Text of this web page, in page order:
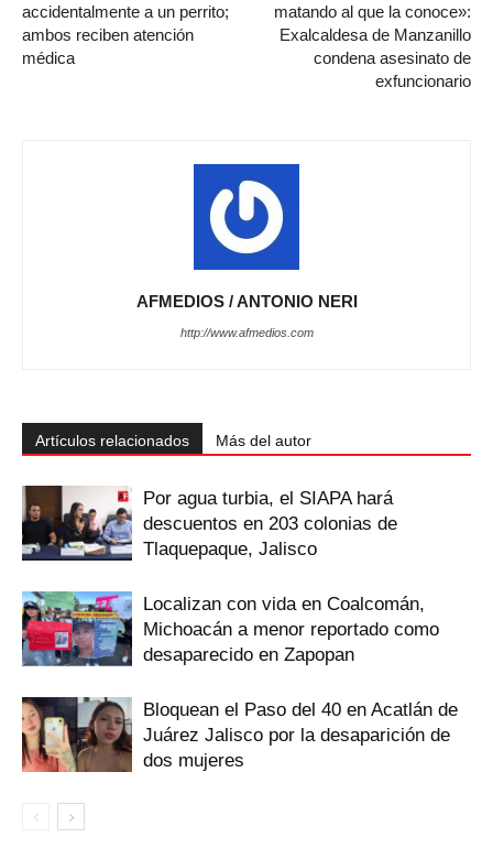
accidentalmente a un perrito;
ambos reciben atención
médica
matando al que la conoce»:
Exalcaldesa de Manzanillo
condena asesinato de
exfuncionario
AFMEDIOS / ANTONIO NERI
http://www.afmedios.com
Artículos relacionados Más del autor
Por agua turbia, el SIAPA hará
descuentos en 203 colonias de
Tlaquepaque, Jalisco
Localizan con vida en Coalcomán,
Michoacán a menor reportado como
desaparecido en Zapopan
Bloquean el Paso del 40 en Acatlán de
Juárez Jalisco por la desaparición de
dos mujeres